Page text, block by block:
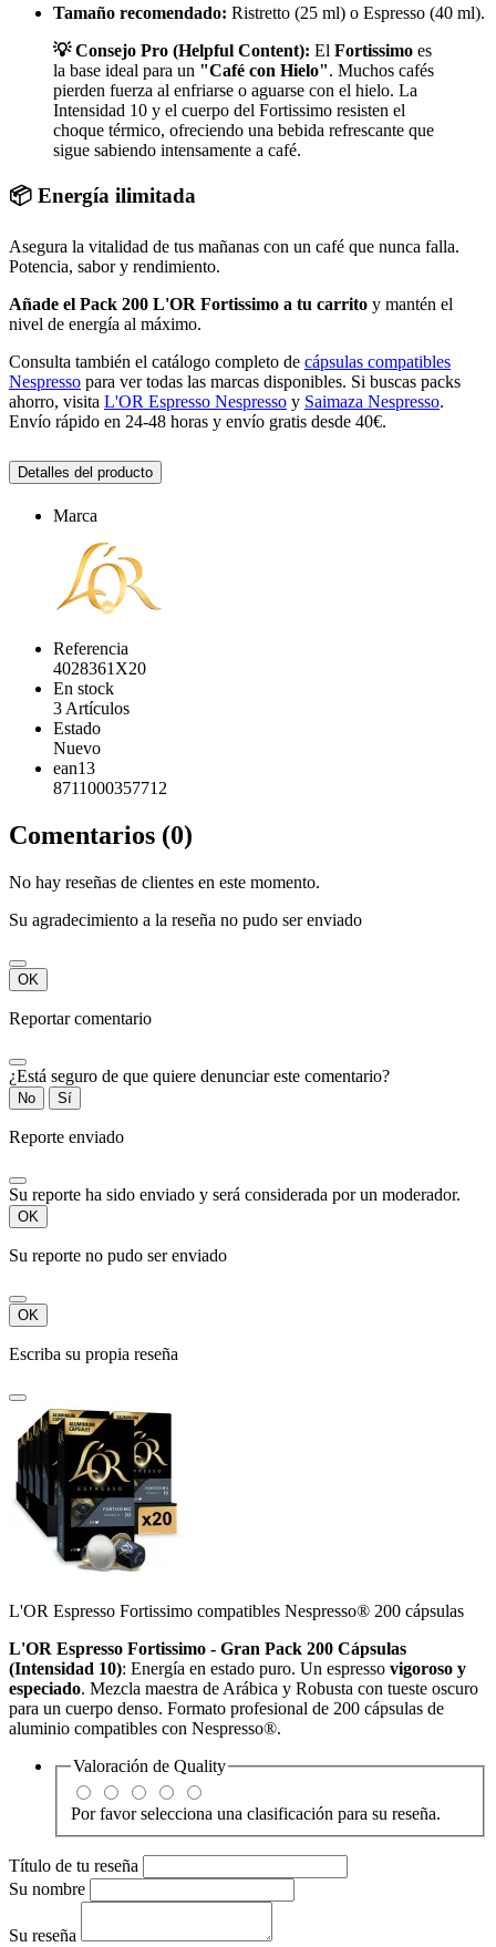
Tamaño recomendado: Ristretto (25 ml) o Espresso (40 ml).
💡 Consejo Pro (Helpful Content): El Fortissimo es
la base ideal para un "Café con Hielo". Muchos cafés
pierden fuerza al enfriarse o aguarse con el hielo. La
Intensidad 10 y el cuerpo del Fortissimo resisten el
choque térmico, ofreciendo una bebida refrescante que
sigue sabiendo intensamente a café.
📦 Energía ilimitada
Asegura la vitalidad de tus mañanas con un café que nunca falla.
Potencia, sabor y rendimiento.
Añade el Pack 200 L'OR Fortissimo a tu carrito y mantén el
nivel de energía al máximo.
Consulta también el catálogo completo de cápsulas compatibles
Nespresso para ver todas las marcas disponibles. Si buscas packs
ahorro, visita L'OR Espresso Nespresso y Saimaza Nespresso.
Envío rápido en 24-48 horas y envío gratis desde 40€.
Detalles del producto
Marca
Referencia
4028361X20
En stock
3 Artículos
Estado
Nuevo
ean13
8711000357712
Comentarios (0)
No hay reseñas de clientes en este momento.
Su agradecimiento a la reseña no pudo ser enviado
OK
Reportar comentario
¿Está seguro de que quiere denunciar este comentario?
No Sí
Reporte enviado
Su reporte ha sido enviado y será considerada por un moderador.
OK
Su reporte no pudo ser enviado
OK
Escriba su propia reseña
L'OR Espresso Fortissimo compatibles Nespresso® 200 cápsulas
L'OR Espresso Fortissimo - Gran Pack 200 Cápsulas
(Intensidad 10): Energía en estado puro. Un espresso vigoroso y
especiado. Mezcla maestra de Arábica y Robusta con tueste oscuro
para un cuerpo denso. Formato profesional de 200 cápsulas de
aluminio compatibles con Nespresso®.
Valoración de Quality
Por favor selecciona una clasificación para su reseña.
Título de tu reseña
Su nombre
Su reseña